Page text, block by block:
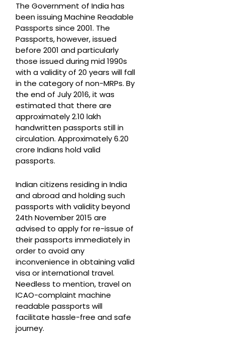
The Government of India has
been issuing Machine Readable
Passports since 2001. The
Passports, however, issued
before 2001 and particularly
those issued during mid 1990s
with a validity of 20 years will fall
in the category of non-MRPs. By
the end of July 2016, it was
estimated that there are
approximately 2.10 lakh
handwritten passports still in
circulation. Approximately 6.20
crore Indians hold valid
passports.
Indian citizens residing in India
and abroad and holding such
passports with validity beyond
24th November 2015 are
advised to apply for re-issue of
their passports immediately in
order to avoid any
inconvenience in obtaining valid
visa or international travel.
Needless to mention, travel on
ICAO-complaint machine
readable passports will
facilitate hassle-free and safe
journey.